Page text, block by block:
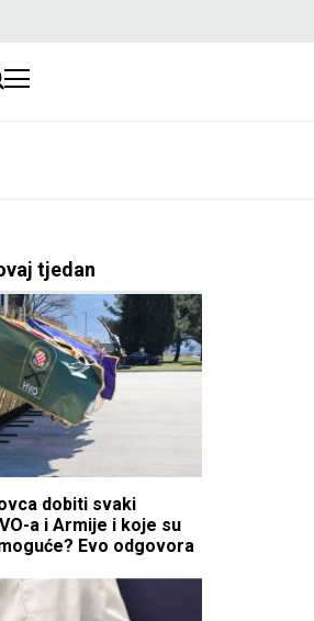
tjedan
dobiti svaki
a i Armije i koje su
Evo odgovora